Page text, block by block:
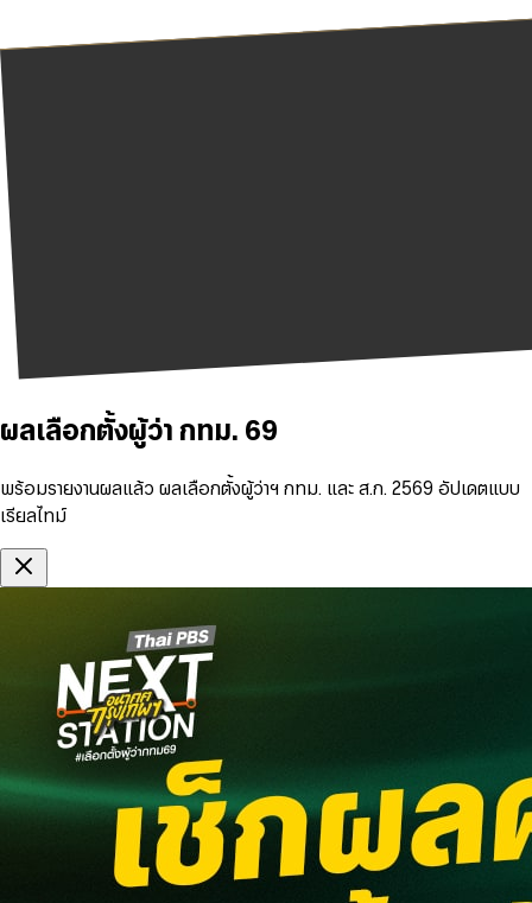
ผลเลือกตั้งผู้ว่า กทม. 69
พร้อมรายงานผลแล้ว ผลเลือกตั้งผู้ว่าฯ กทม. และ ส.ก. 2569 อัปเดตแบบ
เรียลไทม์